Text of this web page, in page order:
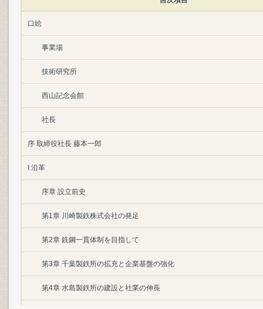
口絵
事業場
技術研究所
西山記念会館
社長
序 取締役社長 藤本一郎
I 沿革
序章 設立前史
第1章 川崎製鉄株式会社の発足
第2章 銑鋼一貫体制を目指して
第3章 千葉製鉄所の拡充と企業基盤の強化
第4章 水島製鉄所の建設と社業の伸長